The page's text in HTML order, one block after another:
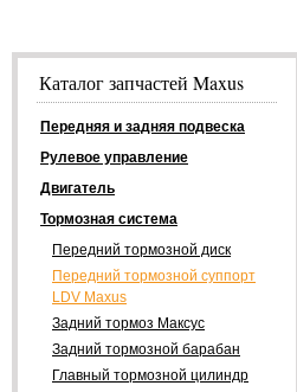
Каталог запчастей Maxus
Передняя и задняя подвеска
Рулевое управление
Двигатель
Тормозная система
Передний тормозной диск
Передний тормозной суппорт
LDV Maxus
Задний тормоз Максус
Задний тормозной барабан
Главный тормозной цилиндр